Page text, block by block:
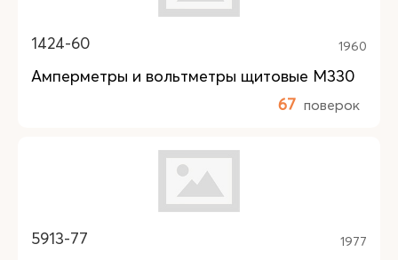
1424-60 1960
Амперметры и вольтметры щитовые М330
67 поверок
5913-77 1977